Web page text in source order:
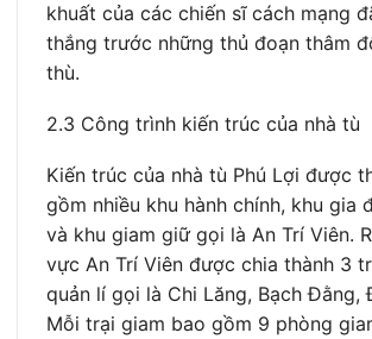
khuất của các chiến sĩ cách mạng
thắng trước những thủ đoạn thâm
thù.
2.3 Công trình kiến trúc của nhà tù
Kiến trúc của nhà tù Phú Lợi được
gồm nhiều khu hành chính, khu gia
và khu giam giữ gọi là An Trí Viên.
vực An Trí Viên được chia thành 3
quản lí gọi là Chi Lăng, Bạch Đằng,
Mỗi trại giam bao gồm 9 phòng